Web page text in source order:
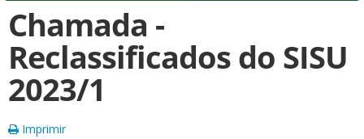
Chamada -
Reclassificados do SISU
2023/1
Imprimir